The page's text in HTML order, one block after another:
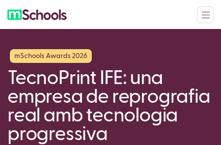
mSchools Awards 2026
TecnoPrint IFE: una
empresa de reprografia
real amb tecnologia
progressiva